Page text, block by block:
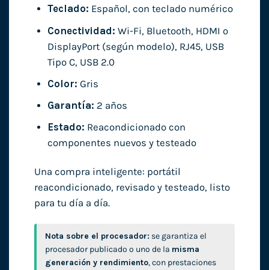
Teclado: Español, con teclado numérico
Conectividad: Wi-Fi, Bluetooth, HDMI o
DisplayPort (según modelo), RJ45, USB
Tipo C, USB 2.0
Color: Gris
Garantía: 2 años
Estado: Reacondicionado con
componentes nuevos y testeado
Una compra inteligente: portátil
reacondicionado, revisado y testeado, listo
para tu día a día.
Nota sobre el procesador: se garantiza el
procesador publicado o uno de la misma
generación y rendimiento, con prestaciones